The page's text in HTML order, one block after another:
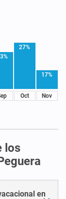
27%
Oct
17%
Nov
los
en